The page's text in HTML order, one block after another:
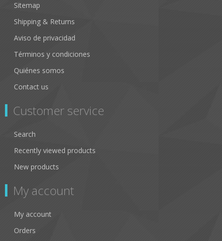
Sitemap
Shipping & Returns
Aviso de privacidad
Términos y condiciones
Quiénes somos
Contact us
Customer service
Search
Recently viewed products
New products
My account
My account
Orders